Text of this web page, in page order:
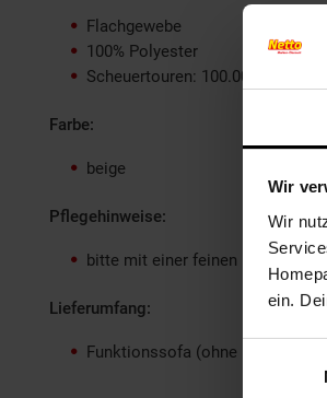
Wir
Wir
ein.
Flachgewebe
100% Polyester
Scheuertouren: 100.000, Pilling:
Farbe:
beige
Pflegehinweise:
bitte mit einer feinen
Lieferumfang:
Funktionssofa (ohne Dekoration